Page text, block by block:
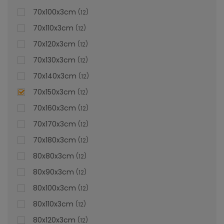
70x100x3cm 12
70x110x3cm 12
70x120x3cm 12
70x130x3cm 12
70x140x3cm 12
70x150x3cm 12
70x160x3cm 12
70x170x3cm 12
70x180x3cm 12
80x80x3cm 12
80x90x3cm 12
80x100x3cm 12
80x110x3cm 12
80x120x3cm 12